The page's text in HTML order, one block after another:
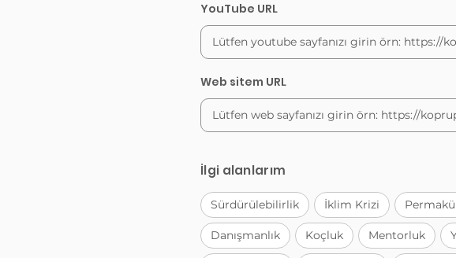
YouTube URL
Web sitem URL
İlgi alanlarım
Sürdürülebilirlik İklim Krizi
Danışmanlık Koçluk Mentorluk